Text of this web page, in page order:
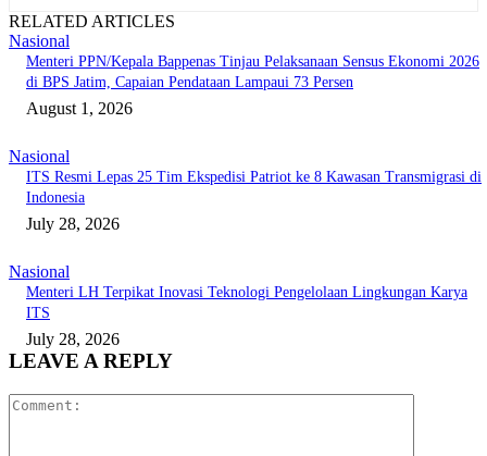
RELATED ARTICLES
Nasional
Menteri PPN/Kepala Bappenas Tinjau Pelaksanaan Sensus Ekonomi 2026
di BPS Jatim, Capaian Pendataan Lampaui 73 Persen
August 1, 2026
Nasional
ITS Resmi Lepas 25 Tim Ekspedisi Patriot ke 8 Kawasan Transmigrasi di
Indonesia
July 28, 2026
Nasional
Menteri LH Terpikat Inovasi Teknologi Pengelolaan Lingkungan Karya
ITS
July 28, 2026
LEAVE A REPLY